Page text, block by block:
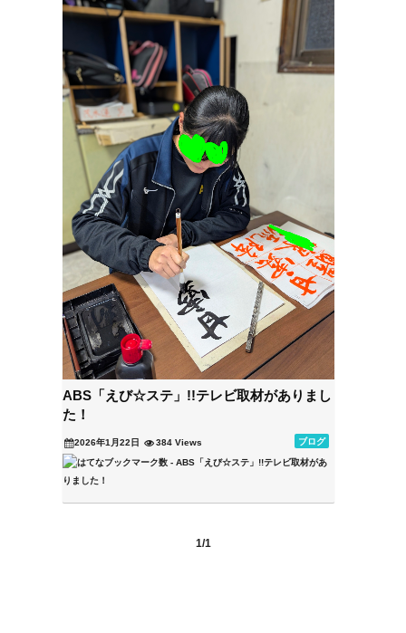
ABS「えび☆ステ」!!テレビ取材がありまし
た！
2026年1月22日 ブログ
384 Views
1/1